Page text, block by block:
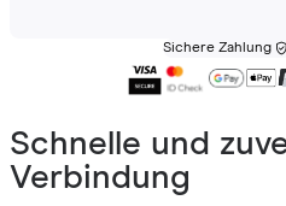
Sichere Zahlung
Schnelle und
Verbindung